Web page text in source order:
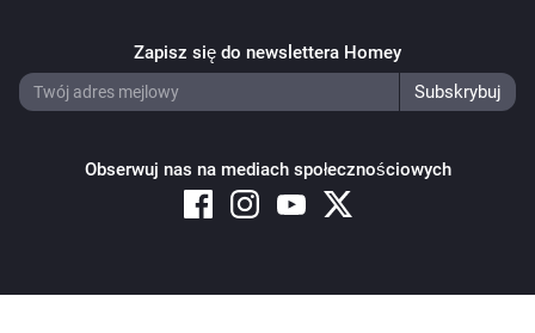
Zapisz się do newslettera Homey
Obserwuj nas na mediach społecznościowych